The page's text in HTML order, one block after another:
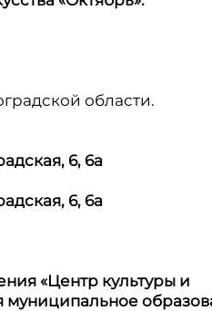
области.
6, 6а
6, 6а
«Центр культуры и
муниципальное